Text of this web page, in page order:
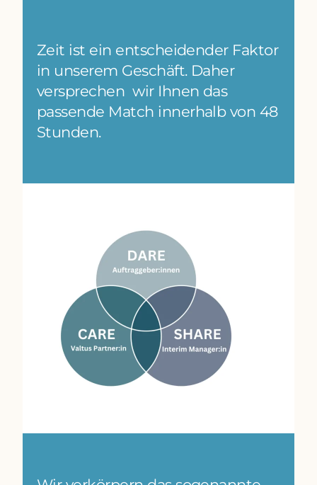
Zeit ist ein entscheidender Faktor
in unserem Geschäft. Daher
versprechen wir Ihnen das
passende Match innerhalb von 48
Stunden.